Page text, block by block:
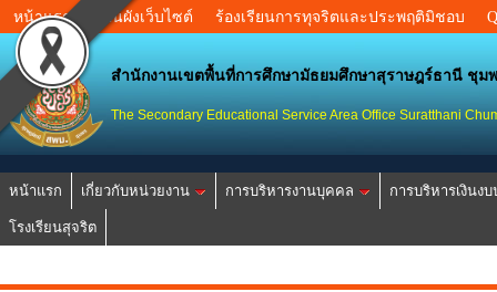
หน้าแรก แผนผังเว็บไซต์ ร้องเรียนการทุจริตและประพฤติมิชอบ
สำนักงานเขตพื้นที่การศึกษามัธยมศึกษาสุราษฎร์ธานี ชุม
The Secondary Educational Service Area Office Suratthani
หน้าแรก เกี่ยวกับหน่วยงาน การบริหารงานบุคคล การบริหารเงินง
โรงเรียนสุจริต